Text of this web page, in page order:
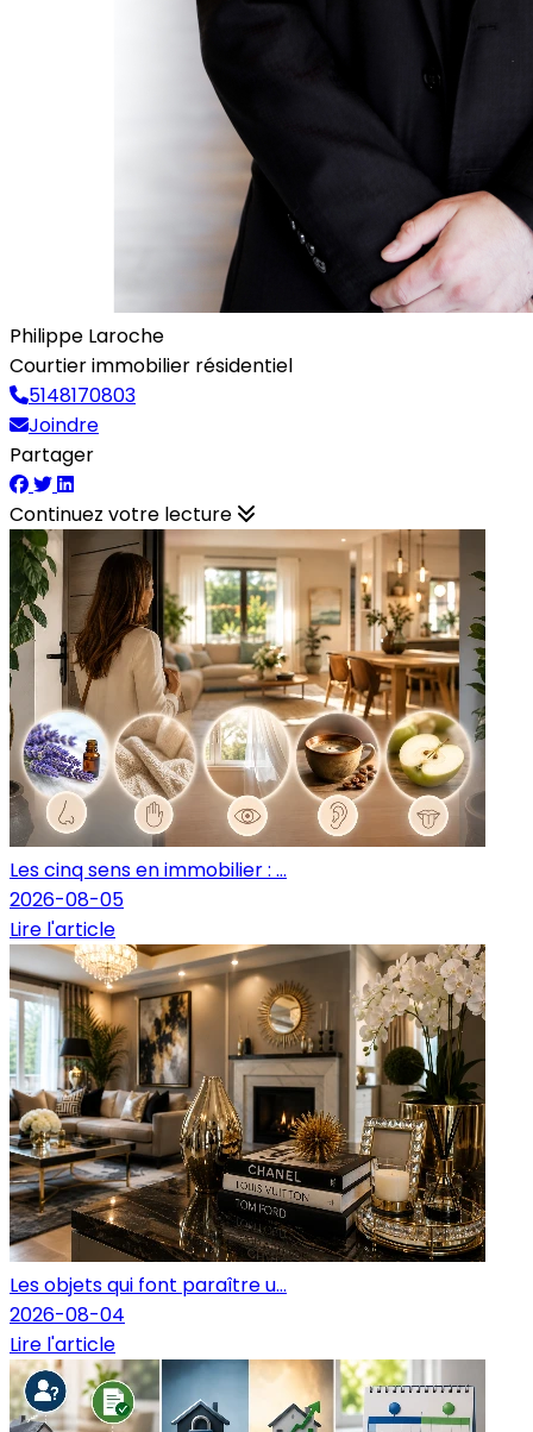
Philippe Laroche
Courtier immobilier résidentiel
5148170803
Joindre
Partager
Continuez votre lecture
Les cinq sens en immobilier : ...
2026-08-05
Lire l'article
Les objets qui font paraître u...
2026-08-04
Lire l'article